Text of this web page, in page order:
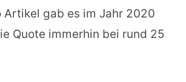
Artikel gab es im Jahr 2020
Quote immerhin bei rund 25